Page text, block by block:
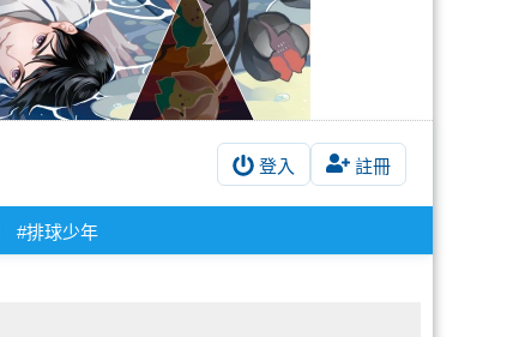
登入 註冊
#排球少年